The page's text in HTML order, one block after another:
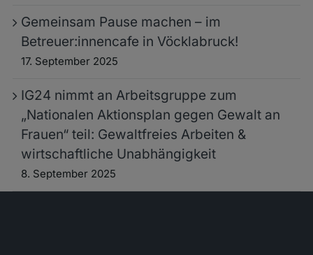
Gemeinsam Pause machen – im
Betreuer:innencafe in Vöcklabruck!
17. September 2025
IG24 nimmt an Arbeitsgruppe zum
„Nationalen Aktionsplan gegen Gewalt an
Frauen“ teil: Gewaltfreies Arbeiten &
wirtschaftliche Unabhängigkeit
8. September 2025